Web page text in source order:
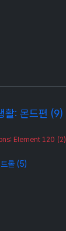
활: 몬드편 (9)
Element 120 (2)
롤 (5)